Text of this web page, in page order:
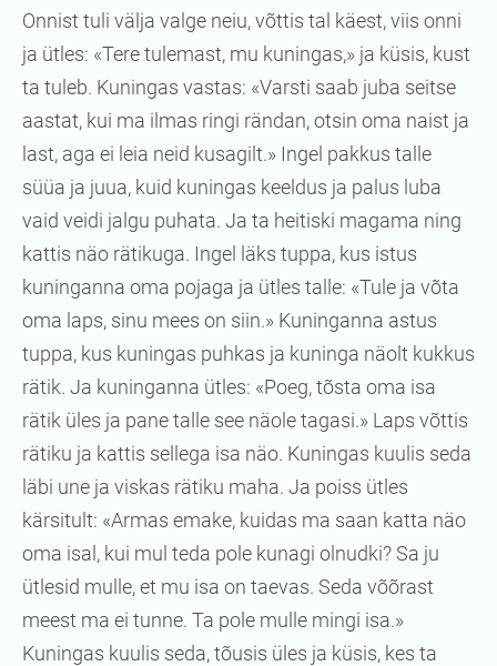
Onnist tuli välja valge neiu, võttis tal käest, viis onni
ja ütles: «Tere tulemast, mu kuningas,» ja küsis, kust
ta tuleb. Kuningas vastas: «Varsti saab juba seitse
aastat, kui ma ilmas ringi rändan, otsin oma naist ja
last, aga ei leia neid kusagilt.» Ingel pakkus talle
süüa ja juua, kuid kuningas keeldus ja palus luba
vaid veidi jalgu puhata. Ja ta heitiski magama ning
kattis näo rätikuga. Ingel läks tuppa, kus istus
kuninganna oma pojaga ja ütles talle: «Tule ja võta
oma laps, sinu mees on siin.» Kuninganna astus
tuppa, kus kuningas puhkas ja kuninga näolt kukkus
rätik. Ja kuninganna ütles: «Poeg, tõsta oma isa
rätik üles ja pane talle see näole tagasi.» Laps võttis
rätiku ja kattis sellega isa näo. Kuningas kuulis seda
läbi une ja viskas rätiku maha. Ja poiss ütles
kärsitult: «Armas emake, kuidas ma saan katta näo
oma isal, kui mul teda pole kunagi olnudki? Sa ju
ütlesid mulle, et mu isa on taevas. Seda võõrast
meest ma ei tunne. Ta pole mulle mingi isa.»
Kuningas kuulis seda, tõusis üles ja küsis, kes ta